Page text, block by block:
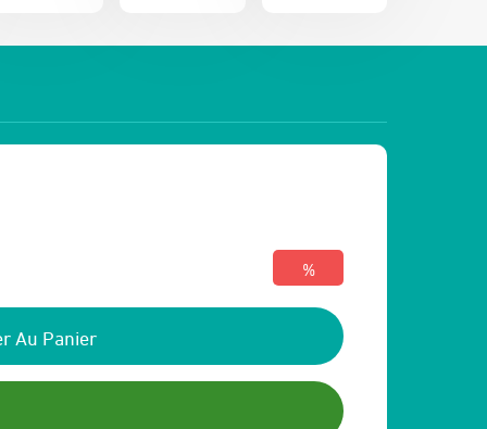
%
Au Panier